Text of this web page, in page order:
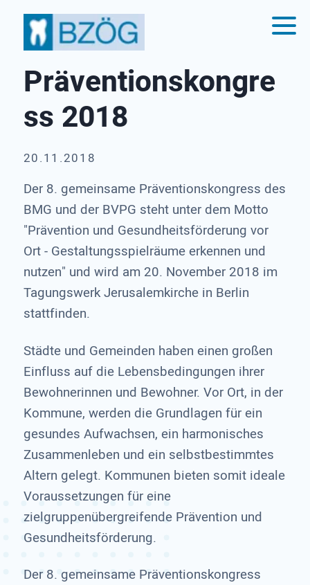
Präventionskongre
ss 2018
20.11.2018
Der 8. gemeinsame Präventionskongress des
BMG und der BVPG steht unter dem Motto
"Prävention und Gesundheitsförderung vor
Ort - Gestaltungsspielräume erkennen und
nutzen" und wird am 20. November 2018 im
Tagungswerk Jerusalemkirche in Berlin
stattfinden.
Städte und Gemeinden haben einen großen
Einfluss auf die Lebensbedingungen ihrer
Bewohnerinnen und Bewohner. Vor Ort, in der
Kommune, werden die Grundlagen für ein
gesundes Aufwachsen, ein harmonisches
Zusammenleben und ein selbstbestimmtes
Altern gelegt. Kommunen bieten somit ideale
Voraussetzungen für eine
zielgruppenübergreifende Prävention und
Gesundheitsförderung.
Der 8. gemeinsame Präventionskongress